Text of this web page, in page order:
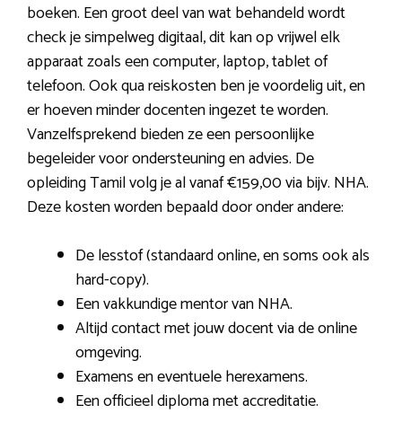
boeken. Een groot deel van wat behandeld wordt
check je simpelweg digitaal, dit kan op vrijwel elk
apparaat zoals een computer, laptop, tablet of
telefoon. Ook qua reiskosten ben je voordelig uit, en
er hoeven minder docenten ingezet te worden.
Vanzelfsprekend bieden ze een persoonlijke
begeleider voor ondersteuning en advies. De
opleiding Tamil volg je al vanaf €159,00 via bijv. NHA.
Deze kosten worden bepaald door onder andere:
De lesstof (standaard online, en soms ook als
hard-copy).
Een vakkundige mentor van NHA.
Altijd contact met jouw docent via de online
omgeving.
Examens en eventuele herexamens.
Een officieel diploma met accreditatie.